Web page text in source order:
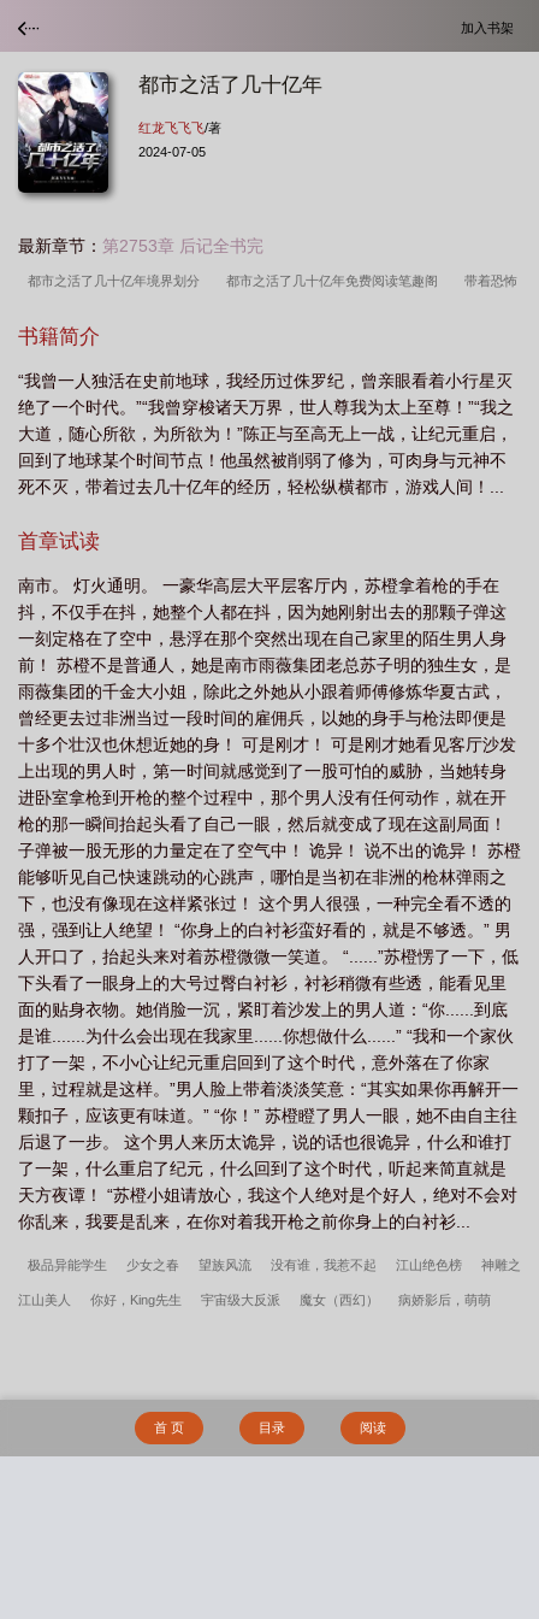
加入书架
都市之活了几十亿年
红龙飞飞飞/著
2024-07-05
最新章节： 第2753章 后记全书完
都市之活了几十亿年境界划分 都市之活了几十亿年免费阅读笔趣阁 带着恐怖
的悠闲生活
了几十亿年女主角有几个 都市之活了几十亿年全文阅读 都市之活了几十亿年人
物简介 都市之活了几十亿年 3q红龙飞飞 都市之活了几十亿万多年 都市之
活了几十亿年陈正身份 都市之活了几十亿年境界 都市之活了几十亿年后归
来 都市之活了几十亿年漫画 都市之活了几十亿年女主角有哪些 都市之活了
市之活了几十亿年主角介绍 长生到现代的都市 都市之活了几十亿年TXT
市之活的几十亿年 都市之活了几十亿年陈正苏橙 都市之活了几十年亿年
市之活了十几亿年 都市之活了几十亿年首页 都市之活了几十亿年免费阅
读 都市之活了几十亿年好看吗 都市之活了几十亿年陈正百度百科 都市之活
了几十亿年!笔趣阁 都市之活了几十亿年笔趣阁 都市之活了几十亿年顶
点 都市之活了几十亿年百科 都市之活了几十亿年全集 都市之活了几十亿年
红龙飞飞飞 都市之活了几十亿年相似 我的体内有八亿四千万尊圣人 都市之
活了几十亿年百度百科 我无敌了十亿年 都市之寿命百万亿年 都市之活了几
十亿年(红龙飞飞飞) 都市之活了几十亿年txt全集 都市之活了几十亿了 都市
回归我竟保留仙帝修为 都市之活了几十亿年TXT全集 都市之活了十几亿年
市之活了几十亿年下无删减 都市之活了几十亿年贴吧 都市之活了几十亿年
了 都市之活了几十亿年 第3章 都市之活了几十亿年!百度百科 都市之活了
几十亿年全文免费阅读 都市之活了几十亿年下书网 都市之活了几十亿年在哪个
软件可以看 都市之活了几十亿年免费 都市之活了几十亿年免费全文阅读
市之活了几十亿年! 都市之活了几十亿年陈正免费阅读 都市之活了几十亿年实
力境界 都市之活了几十亿年笔趣阁l 都市之活了几十亿年女主角 都市之活
了几十亿年首发 鸿蒙仙境 都市之活了几十亿年 陈正 都市之活了几十亿年
在线阅读
书籍简介
“我曾一人独活在史前地球，我经历过侏罗纪，曾亲眼看着小行星灭
绝了一个时代。”“我曾穿梭诸天万界，世人尊我为太上至尊！”“我之
大道，随心所欲，为所欲为！”陈正与至高无上一战，让纪元重启，
回到了地球某个时间节点！他虽然被削弱了修为，可肉身与元神不
死不灭，带着过去几十亿年的经历，轻松纵横都市，游戏人间！...
首章试读
南市。 灯火通明。 一豪华高层大平层客厅内，苏橙拿着枪的手在
抖，不仅手在抖，她整个人都在抖，因为她刚射出去的那颗子弹这
一刻定格在了空中，悬浮在那个突然出现在自己家里的陌生男人身
前！ 苏橙不是普通人，她是南市雨薇集团老总苏子明的独生女，是
雨薇集团的千金大小姐，除此之外她从小跟着师傅修炼华夏古武，
曾经更去过非洲当过一段时间的雇佣兵，以她的身手与枪法即便是
十多个壮汉也休想近她的身！ 可是刚才！ 可是刚才她看见客厅沙发
上出现的男人时，第一时间就感觉到了一股可怕的威胁，当她转身
进卧室拿枪到开枪的整个过程中，那个男人没有任何动作，就在开
枪的那一瞬间抬起头看了自己一眼，然后就变成了现在这副局面！
子弹被一股无形的力量定在了空气中！ 诡异！ 说不出的诡异！ 苏橙
能够听见自己快速跳动的心跳声，哪怕是当初在非洲的枪林弹雨之
下，也没有像现在这样紧张过！ 这个男人很强，一种完全看不透的
强，强到让人绝望！ “你身上的白衬衫蛮好看的，就是不够透。” 男
人开口了，抬起头来对着苏橙微微一笑道。 “......”苏橙愣了一下，低
下头看了一眼身上的大号过臀白衬衫，衬衫稍微有些透，能看见里
面的贴身衣物。她俏脸一沉，紧盯着沙发上的男人道：“你......到底
是谁.......为什么会出现在我家里......你想做什么......” “我和一个家伙
打了一架，不小心让纪元重启回到了这个时代，意外落在了你家
里，过程就是这样。”男人脸上带着淡淡笑意：“其实如果你再解开一
颗扣子，应该更有味道。” “你！” 苏橙瞪了男人一眼，她不由自主往
后退了一步。 这个男人来历太诡异，说的话也很诡异，什么和谁打
了一架，什么重启了纪元，什么回到了这个时代，听起来简直就是
天方夜谭！ “苏橙小姐请放心，我这个人绝对是个好人，绝对不会对
你乱来，我要是乱来，在你对着我开枪之前你身上的白衬衫...
极品异能学生 少女之春 望族风流 没有谁，我惹不起 江山绝色榜 神雕之
江山美人 你好，King先生 宇宙级大反派 魔女（西幻） 病娇影后，萌萌
——温婉母亲与清纯女友的沦陷 我不想当黄毛，可是…… 淫书生
首 页 目录 阅读